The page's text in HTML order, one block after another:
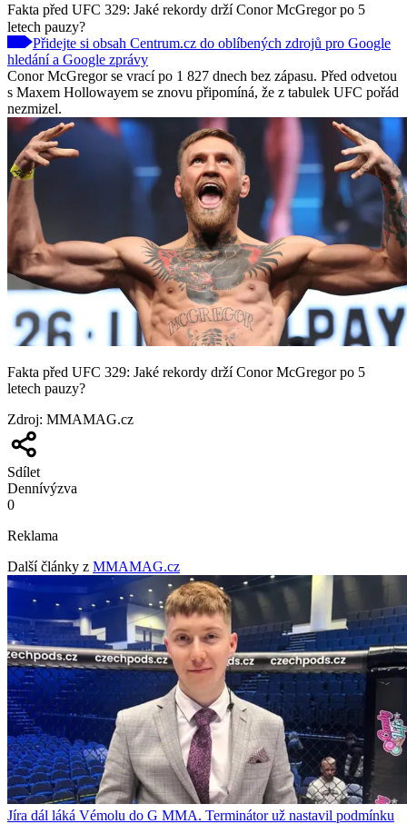
Fakta před UFC 329: Jaké rekordy drží Conor McGregor po 5
letech pauzy?
Přidejte si obsah Centrum.cz do oblíbených zdrojů pro Google
hledání a Google zprávy
Conor McGregor se vrací po 1 827 dnech bez zápasu. Před odvetou
s Maxem Hollowayem se znovu připomíná, že z tabulek UFC pořád
nezmizel.
Fakta před UFC 329: Jaké rekordy drží Conor McGregor po 5
letech pauzy?
Zdroj: MMAMAG.cz
Sdílet
Dennívýzva
0
Reklama
Další články z MMAMAG.cz
Jíra dál láká Vémolu do G MMA. Terminátor už nastavil podmínku